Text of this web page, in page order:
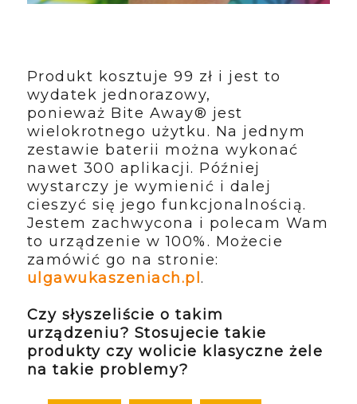
Produkt kosztuje 99 zł i jest to
wydatek jednorazowy,
ponieważ Bite Away® jest
wielokrotnego użytku. Na jednym
zestawie baterii można wykonać
nawet 300 aplikacji. Później
wystarczy je wymienić i dalej
cieszyć się jego funkcjonalnością.